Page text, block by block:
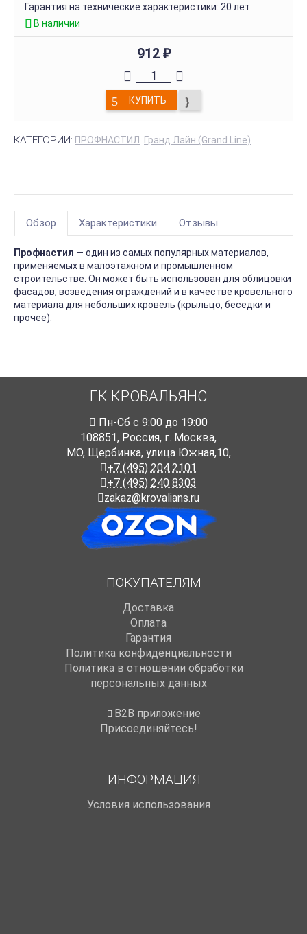
Гарантия на технические характеристики: 20 лет
В наличии
912 ₽
КУПИТЬ
КАТЕГОРИИ: ПРОФНАСТИЛ Гранд Лайн (Grand Line)
Обзор Характеристики Отзывы
Профнастил — один из самых популярных материалов,
применяемых в малоэтажном и промышленном
строительстве. Он может быть использован для облицовки
фасадов, возведения ограждений и в качестве кровельного
материала для небольших кровель (крыльцо, беседки и
прочее).
ГК КРОВАЛЬЯНС
Пн-Cб с 9:00 до 19:00
108851, Россия, г. Москва,
МО, Щербинка, улица Южная,10,
+7 (495) 204 2101
+7 (495) 240 8303
zakaz@krovalians.ru
ПОКУПАТЕЛЯМ
Доставка
Оплата
Гарантия
Политика конфиденциальности
Политика в отношении обработки
персональных данных
B2B приложение
Присоединяйтесь!
ИНФОРМАЦИЯ
Условия использования